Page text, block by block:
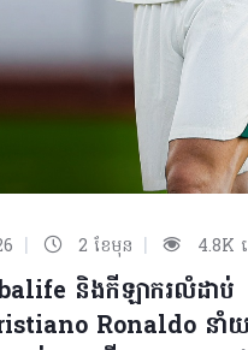
| 2 ខែមុន | 4.8K
និងកីឡាករលំដាប់
Ronaldo នាំ